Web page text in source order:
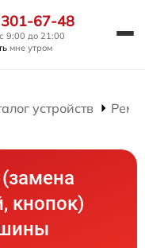
67-48
9:00 до 21:00
мне утром
устройств
кнопок)